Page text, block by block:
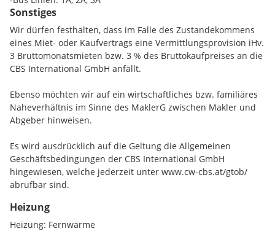
Vereinbaren Sie am besten heute noch einen
Besichtigungstermin und überzeugen Sie sich selbst !
Sonstiges
Wir dürfen festhalten, dass im Falle des Zustandekommens
eines Miet- oder Kaufvertrags eine Vermittlungsprovision iHv.
3 Bruttomonatsmieten bzw. 3 % des Bruttokaufpreises an die
CBS International GmbH anfällt.
Ebenso möchten wir auf ein wirtschaftliches bzw. familiäres
Naheverhältnis im Sinne des MaklerG zwischen Makler und
Abgeber hinweisen.
Es wird ausdrücklich auf die Geltung die Allgemeinen
Geschäftsbedingungen der CBS International GmbH
hingewiesen, welche jederzeit unter www.cw-cbs.at/gtob/
abrufbar sind.
Heizung
Heizung: Fernwärme